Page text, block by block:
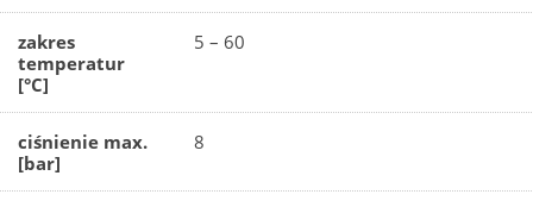
zakres
temperatur
[°C]
5 – 60
ciśnienie max.
[bar]
8